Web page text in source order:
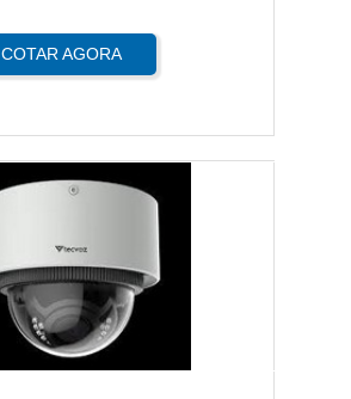
COTAR AGORA